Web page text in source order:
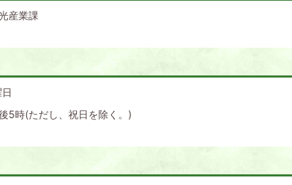
産業課
日
5時(ただし、祝日を除く。)